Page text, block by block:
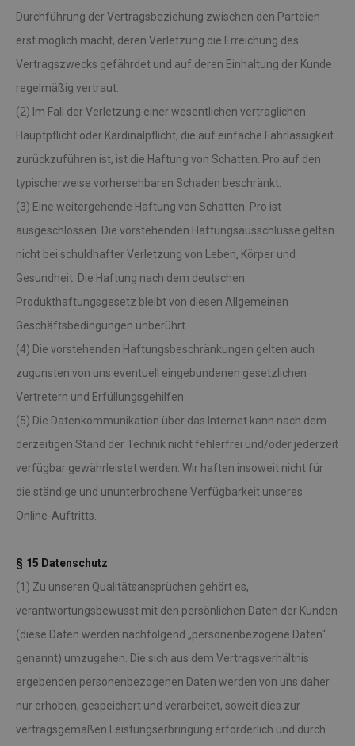
Durchführung der Vertragsbeziehung zwischen den Parteien
erst möglich macht, deren Verletzung die Erreichung des
Vertragszwecks gefährdet und auf deren Einhaltung der Kunde
regelmäßig vertraut.
(2) Im Fall der Verletzung einer wesentlichen vertraglichen
Hauptpflicht oder Kardinalpflicht, die auf einfache Fahrlässigkeit
zurückzuführen ist, ist die Haftung von Schatten. Pro auf den
typischerweise vorhersehbaren Schaden beschränkt.
(3) Eine weitergehende Haftung von Schatten. Pro ist
ausgeschlossen. Die vorstehenden Haftungsausschlüsse gelten
nicht bei schuldhafter Verletzung von Leben, Körper und
Gesundheit. Die Haftung nach dem deutschen
Produkthaftungsgesetz bleibt von diesen Allgemeinen
Geschäftsbedingungen unberührt.
(4) Die vorstehenden Haftungsbeschränkungen gelten auch
zugunsten von uns eventuell eingebundenen gesetzlichen
Vertretern und Erfüllungsgehilfen.
(5) Die Datenkommunikation über das Internet kann nach dem
derzeitigen Stand der Technik nicht fehlerfrei und/oder jederzeit
verfügbar gewährleistet werden. Wir haften insoweit nicht für
die ständige und ununterbrochene Verfügbarkeit unseres
Online-Auftritts.
§ 15 Datenschutz
(1) Zu unseren Qualitätsansprüchen gehört es,
verantwortungsbewusst mit den persönlichen Daten der Kunden
(diese Daten werden nachfolgend „personenbezogene Daten“
genannt) umzugehen. Die sich aus dem Vertragsverhältnis
ergebenden personenbezogenen Daten werden von uns daher
nur erhoben, gespeichert und verarbeitet, soweit dies zur
vertragsgemäßen Leistungserbringung erforderlich und durch